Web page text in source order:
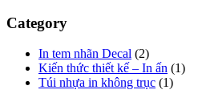
Category
In tem nhãn Decal (2)
Kiến thức thiết kế – In ấn (1)
Túi nhựa in không trục (1)